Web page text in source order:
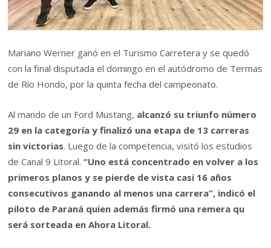
Mariano Werner ganó en el Turismo Carretera y se quedó
con la final disputada el domingo en el autódromo de Termas
de Río Hondo, por la quinta fecha del campeonato.
Al mando de un Ford Mustang, alcanzó su triunfo número
29 en la categoría y finalizó una etapa de 13 carreras
sin victorias. Luego de la competencia, visitó los estudios
de Canal 9 Litoral.“Uno está concentrado en volver a los
primeros planos y se pierde de vista casi 16 años
consecutivos ganando al menos una carrera”, indicó el
piloto de Paraná quien además firmó una remera qu
será sorteada en Ahora Litoral.